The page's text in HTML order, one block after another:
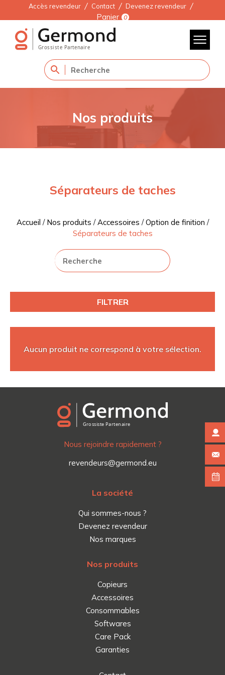
Accès revendeur Contact Devenez revendeur
Panier 0
Nos produits
Séparateurs de taches
Accueil / Nos produits /Accessoires /Option de finition /
Séparateurs de taches
FILTRER
Aucun produit ne correspond à votre sélection.
Nous rejoindre rapidement ?
revendeurs@germond.eu
La société
Qui sommes-nous ?
Devenez revendeur
Nos marques
Nos produits
Copieurs
Accessoires
Consommables
Softwares
Care Pack
Garanties